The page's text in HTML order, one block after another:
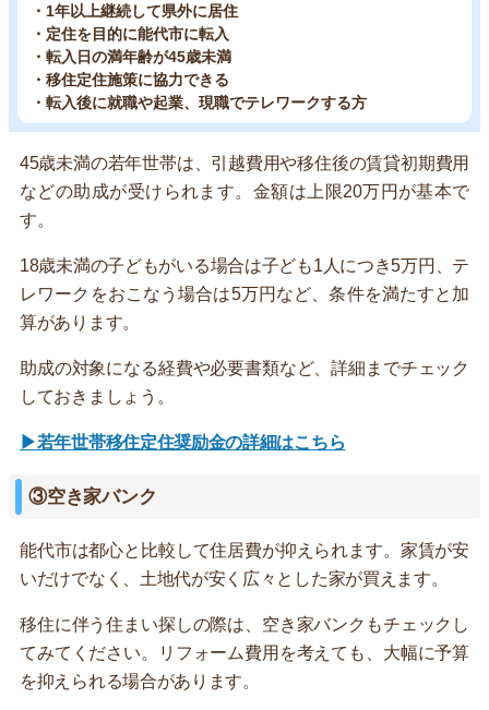
・1年以上継続して県外に居住
・定住を目的に能代市に転入
・転入日の満年齢が45歳未満
・移住定住施策に協力できる
・転入後に就職や起業、現職でテレワークする方
45歳未満の若年世帯は、引越費用や移住後の賃貸初期費用
などの助成が受けられます。金額は上限20万円が基本で
す。
18歳未満の子どもがいる場合は子ども1人につき5万円、テ
レワークをおこなう場合は5万円など、条件を満たすと加
算があります。
助成の対象になる経費や必要書類など、詳細までチェック
しておきましょう。
▶若年世帯移住定住奨励金の詳細はこちら
③空き家バンク
能代市は都心と比較して住居費が抑えられます。家賃が安
いだけでなく、土地代が安く広々とした家が買えます。
移住に伴う住まい探しの際は、空き家バンクもチェックし
てみてください。リフォーム費用を考えても、大幅に予算
を抑えられる場合があります。